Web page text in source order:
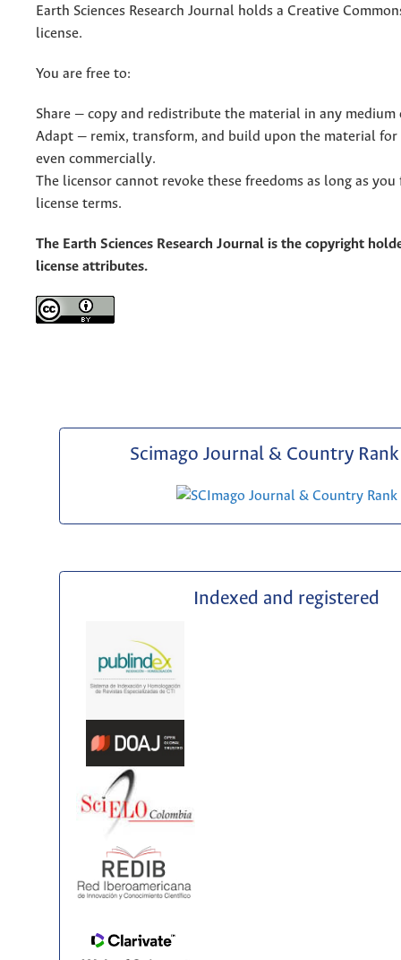
Earth Sciences Research Journal holds a Creative
license.
You are free to:
Share — copy and redistribute the material in any
Adapt — remix, transform, and build upon the material for
even commercially.
The licensor cannot revoke these freedoms as long as
license terms.
The Earth Sciences Research Journal is the copyright
license attributes.
Scimago Journal & Country Rank
Indexed and registered